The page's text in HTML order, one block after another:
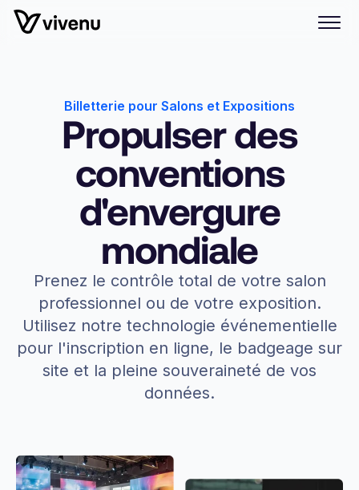
Billetterie pour Salons et Expositions
Propulser des
conventions
d'envergure
mondiale
Prenez le contrôle total de votre salon
professionnel ou de votre exposition.
Utilisez notre technologie événementielle
pour l'inscription en ligne, le badgeage sur
site et la pleine souveraineté de vos
données.